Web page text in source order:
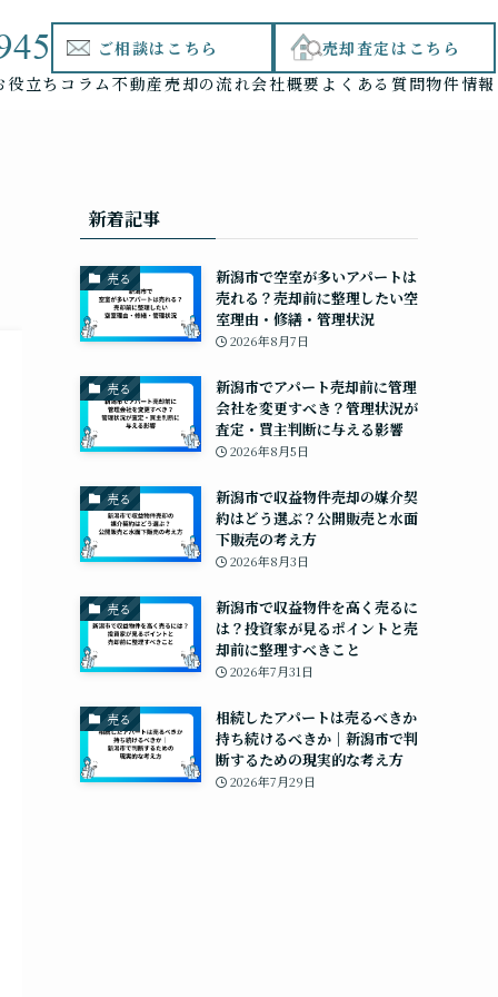
ご相談はこちら
売却査定はこちら
役立ちコラム 不動産売却の流れ会社概要 よくある質問物件情報
新着記事
売る
新潟市で空室が多いアパートは
売れる？売却前に整理したい空
室理由・修繕・管理状況
2026年8月7日
売る
新潟市でアパート売却前に管理
会社を変更すべき？管理状況が
査定・買主判断に与える影響
2026年8月5日
売る
新潟市で収益物件売却の媒介契
約はどう選ぶ？公開販売と水面
下販売の考え方
2026年8月3日
売る
新潟市で収益物件を高く売るに
は？投資家が見るポイントと売
却前に整理すべきこと
2026年7月31日
売る
相続したアパートは売るべきか
持ち続けるべきか｜新潟市で判
断するための現実的な考え方
2026年7月29日